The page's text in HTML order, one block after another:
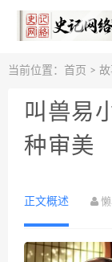
欢迎您光临史记网络
当前位置： 首页 > 故
叫兽易
种审美
正文概述